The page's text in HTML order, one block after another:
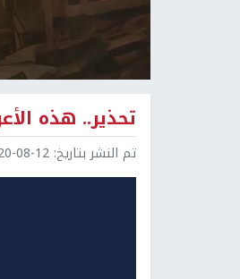
تحذير.. هذه
تم النشر بتاريخ: 08-12 08:39